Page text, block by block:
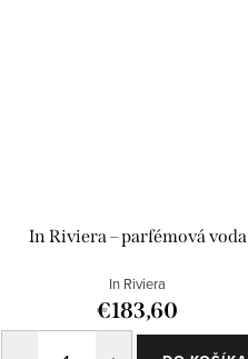
In Riviera – parfémová voda
In Riviera
€183,60